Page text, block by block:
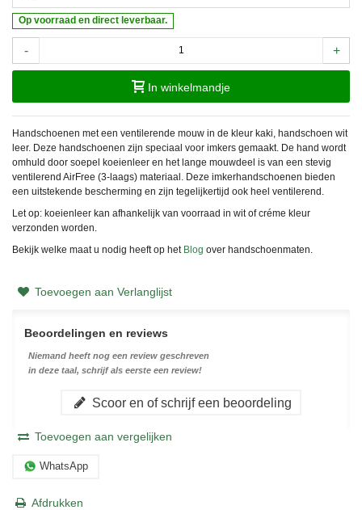
Op voorraad en direct leverbaar.
- +
In winkelmandje
Handschoenen met een ventilerende mouw in de kleur kaki, handschoen wit
leer. Deze handschoenen zijn speciaal voor imkers gemaakt. De hand wordt
omhuld door soepel koeienleer en het lange mouwdeel is van een stevig
ventilerend AirFree (3-laags) materiaal. Deze imkerhandschoenen bieden
een uitstekende bescherming en zijn tegelijkertijd ook heel ventilerend.
Let op: koeienleer kan afhankelijk van voorraad in wit of créme kleur
verzonden worden.
Bekijk welke maat u nodig heeft op het Blog over handschoenmaten.
Toevoegen aan Verlanglijst
Beoordelingen en reviews
Niemand heeft nog een review geschreven
in deze taal, schrijf als eerste een review!
Scoor en of schrijf een beoordeling
Toevoegen aan vergelijken
WhatsApp
Afdrukken